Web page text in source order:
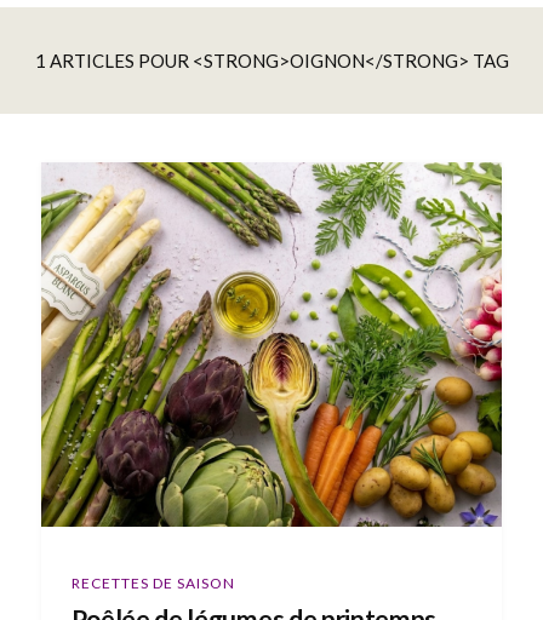
1 ARTICLES POUR <STRONG>OIGNON</STRONG> TAG
RECETTES DE SAISON